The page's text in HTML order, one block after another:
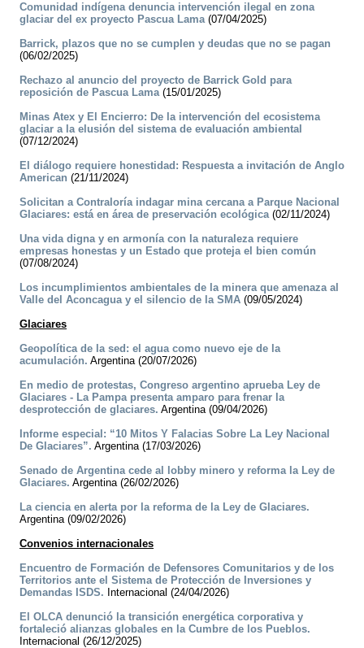
Comunidad indígena denuncia intervención ilegal en zona
glaciar del ex proyecto Pascua Lama(07/04/2025)
Barrick, plazos que no se cumplen y deudas que no se pagan
(06/02/2025)
Rechazo al anuncio del proyecto de Barrick Gold para
reposición de Pascua Lama(15/01/2025)
Minas Atex y El Encierro: De la intervención del ecosistema
glaciar a la elusión del sistema de evaluación ambiental
(07/12/2024)
El diálogo requiere honestidad: Respuesta a invitación de Anglo
American (21/11/2024)
Solicitan a Contraloría indagar mina cercana a Parque Nacional
Glaciares: está en área de preservación ecológica(02/11/2024)
Una vida digna y en armonía con la naturaleza requiere
empresas honestas y un Estado que proteja el bien común
(07/08/2024)
Los incumplimientos ambientales de la minera que amenaza al
Valle del Aconcagua y el silencio de la SMA (09/05/2024)
Glaciares
Geopolítica de la sed: el agua como nuevo eje de la
acumulación. Argentina (20/07/2026)
En medio de protestas, Congreso argentino aprueba Ley de
Glaciares - La Pampa presenta amparo para frenar la
desprotección de glaciares. Argentina (09/04/2026)
Informe especial: “10 Mitos Y Falacias Sobre La Ley Nacional
De Glaciares”. Argentina (17/03/2026)
Senado de Argentina cede al lobby minero y reforma la Ley de
Glaciares. Argentina (26/02/2026)
La ciencia en alerta por la reforma de la Ley de Glaciares.
Argentina (09/02/2026)
Convenios internacionales
Encuentro de Formación de Defensores Comunitarios y de los
Territorios ante el Sistema de Protección de Inversiones y
Demandas ISDS. Internacional (24/04/2026)
El OLCA denunció la transición energética corporativa y
fortaleció alianzas globales en la Cumbre de los Pueblos.
Internacional (26/12/2025)